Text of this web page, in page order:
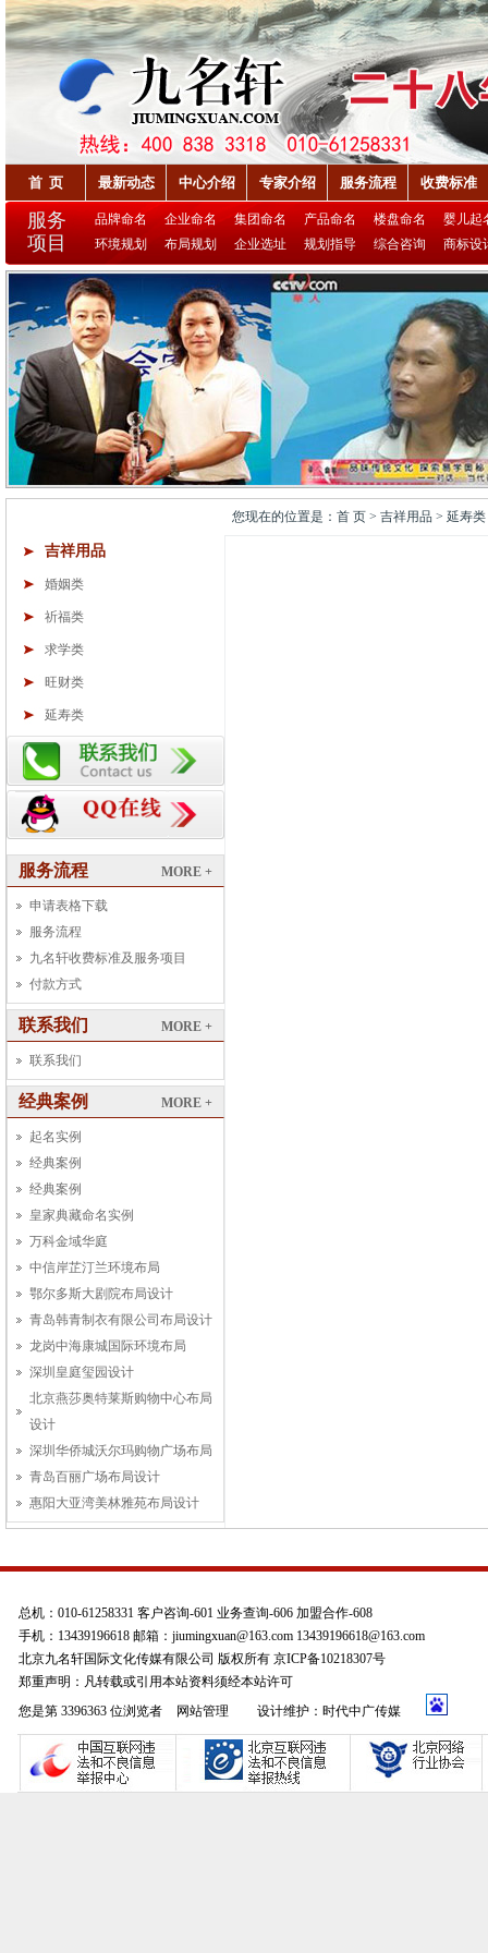
首 页 最新动态 中心介绍 专家介绍 服务流程 收费标准
服务
项目
品牌命名 企业命名 集团命名 产品命名 楼盘命名
婴儿起
环境规划
布局规划 企业选址 规划指导 综合咨询 商标设
您现在的位置是：首 页 > 吉祥用品 > 延寿类
吉祥用品
婚姻类
祈福类
求学类
旺财类
延寿类
MORE +
服务流程
申请表格下载
服务流程
九名轩收费标准及服务项目
付款方式
MORE +
联系我们
联系我们
MORE +
经典案例
起名实例
经典案例
经典案例
皇家典藏命名实例
万科金域华庭
中信岸芷汀兰环境布局
鄂尔多斯大剧院布局设计
青岛韩青制衣有限公司布局设计
龙岗中海康城国际环境布局
深圳皇庭玺园设计
北京燕莎奥特莱斯购物中心布局
设计
深圳华侨城沃尔玛购物广场布局
青岛百丽广场布局设计
惠阳大亚湾美林雅苑布局设计
总机：010-61258331 客户咨询-601 业务查询-606 加盟合作-608
手机：13439196618 邮箱：jiumingxuan@163.com 13439196618@163.com
北京九名轩国际文化传媒有限公司 版权所有 京ICP备10218307号
郑重声明：凡转载或引用本站资料须经本站许可
您是第 3396363 位浏览者
网站管理 设计维护：时代中广传媒